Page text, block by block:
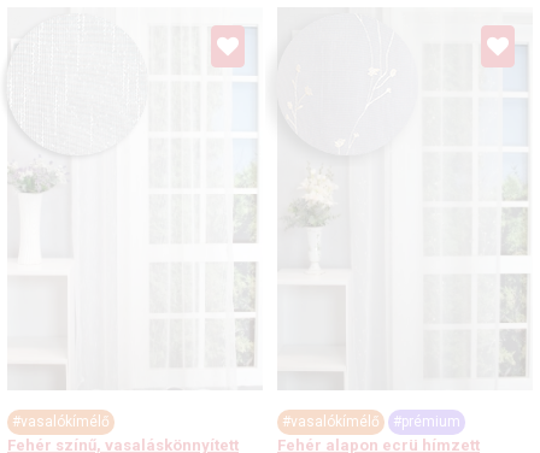
#vasalókímélő
Fehér színű, vasaláskönnyített
#vasalókímélő #prémium
Fehér alapon ecrü hímzett